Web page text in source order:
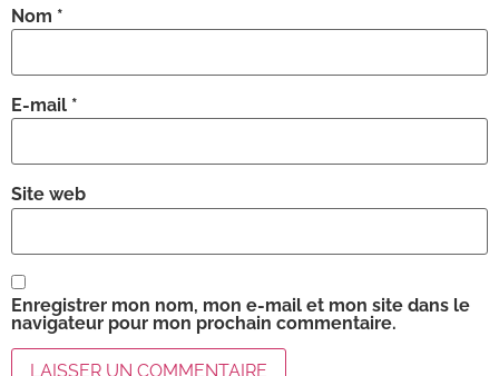
Nom *
E-mail *
Site web
Enregistrer mon nom, mon e-mail et mon site dans le
navigateur pour mon prochain commentaire.